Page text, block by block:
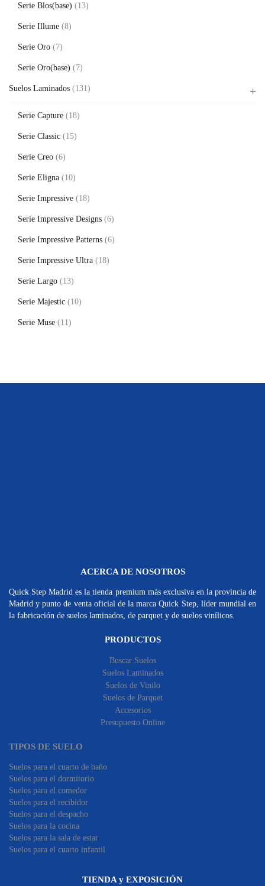
Serie Blos(base) (13)
Serie Illume (8)
Serie Oro (7)
Serie Oro(base) (7)
Suelos Laminados (131)
Serie Capture (18)
Serie Classic (15)
Serie Creo (6)
Serie Eligna (10)
Serie Impressive (18)
Serie Impressive Designs (6)
Serie Impressive Patterns (6)
Serie Impressive Ultra (18)
Serie Largo (13)
Serie Majestic (10)
Serie Muse (11)
ACERCA DE NOSOTROS
Quick Step Madrid es la tienda premium más exclusiva en la provincia de
Madrid y punto de venta oficial de la marca Quick Step, líder mundial en
la fabricación de suelos laminados, de parquet y de suelos vinílicos.
PRODUCTOS
Buscar Suelos
Suelos Laminados
Suelos de Vinilo
Suelos de Parquet
Accesorios
Presupuesto Online
TIPOS DE SUELO
Suelos para el cuarto de baño
Suelos para el dormitorio
Suelos para el comedor
Suelos para el recibidor
Suelos para el despacho
Suelos para la cocina
Suelos para la sala de estar
Suelos para el cuarto infantil
TIENDA y EXPOSICIÓN